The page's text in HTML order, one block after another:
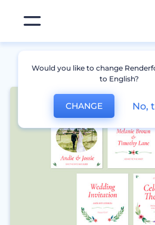
Would you like to change
to English?
CHANGE No,